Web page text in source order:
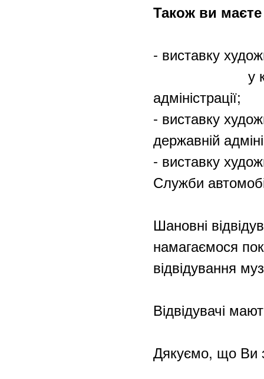
Також ви
- виставку
у
адміністрації;
- виставку
державній
- виставку
Служби
Шановні
намагаємося
відвідування
Відвідувачі
Дякуємо, що Ви